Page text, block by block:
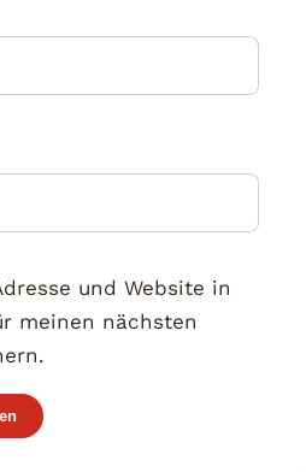
und Website in
meinen nächsten